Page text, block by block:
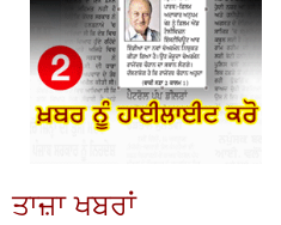
ਤਾਜ਼ਾ ਖਬਰਾਂ